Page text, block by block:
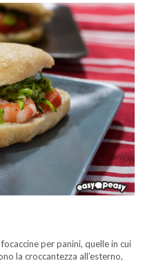
per panini, quelle in cui
la croccantezza all’esterno,